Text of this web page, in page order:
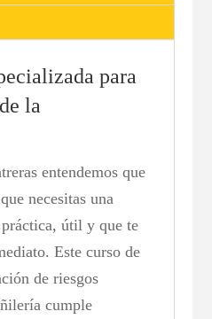
para
la
entendemos que
necesitas una
útil y que te
Este curso de
de riesgos
cumple